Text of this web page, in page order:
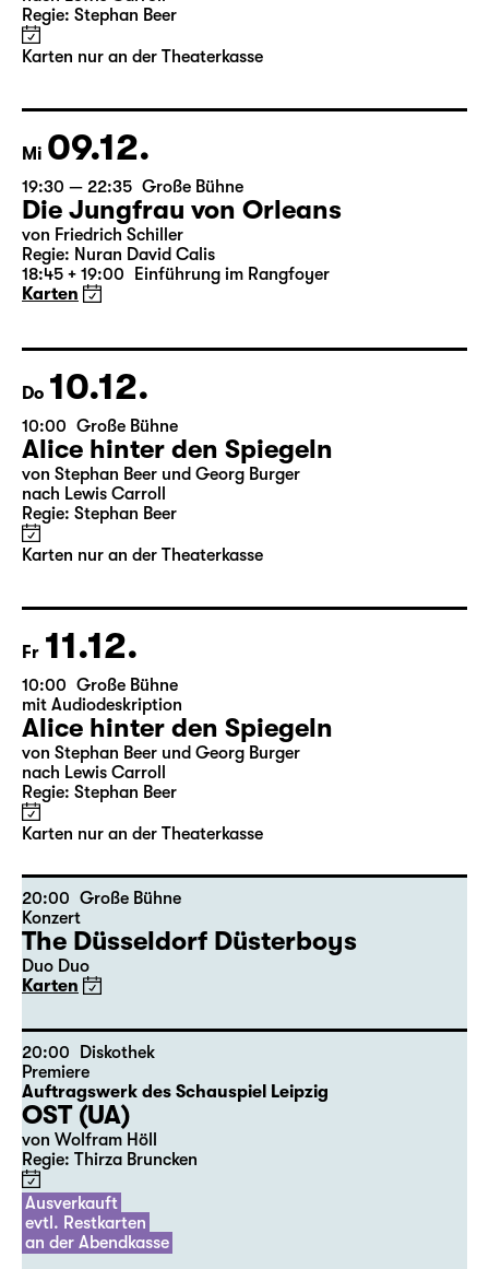
09:00 Große Bühne
Alice hinter den Spiegeln
von Stephan Beer und Georg Burger
Karten nur an der Theaterkasse
Mi 09.12.
19:30 — 22:35 Große Bühne
Die Jungfrau von Orleans
18:45 + 19:00 Einführung im Rangfoyer
Karten
Do 10.12.
10:00 Große Bühne
Alice hinter den Spiegeln
von Stephan Beer und Georg Burger
Karten nur an der Theaterkasse
Fr 11.12.
10:00 Große Bühne
mit Audiodeskription
Alice hinter den Spiegeln
von Stephan Beer und Georg Burger
Regie: Stephan Beer
Karten nur an der Theaterkasse
20:00
Große Bühne
The Düsseldorf Düsterboys
Duo Duo
Karten
20:00 Diskothek
Premiere
Auftragswerk des Schauspiel Leipzig
OST (UA)
von Wolfram Höll
Regie: Thirza Bruncken